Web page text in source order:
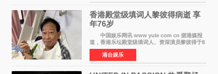
人，两人将作
香港殿堂级填词人黎彼得病逝 享
年76岁​
中国娱乐网讯 www yule com cn 据港媒报
道，香港乐坛殿堂级填词人、资深演员黎彼得于8
月5日上午因病离世，终年76岁。好友钟志光透
露，黎彼得今年3月中风后便卧床休养，身体机能
持续衰退，最
港台娱乐